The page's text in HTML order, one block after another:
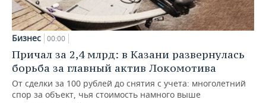
Бизнес 00:00
Причал за 2,4 млрд: в Казани развернулась
борьба за главный актив Локомотива
От сделки за 100 рублей до снятия с учета: многолетний
спор за объект, чья стоимость намного выше